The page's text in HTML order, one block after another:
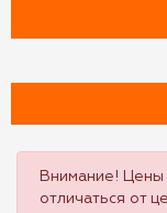
Внимание! Цены
отличаться от